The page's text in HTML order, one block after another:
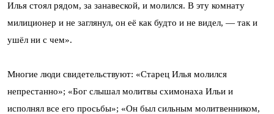
Илья стоял рядом, за занавеской, и молился. В эту комнату
милиционер и не заглянул, он её как будто и не видел, — так и
ушёл ни с чем».
Многие люди свидетельствуют: «Старец Илья молился
непрестанно»; «Бог слышал молитвы схимонаха Ильи и
исполнял все его просьбы»; «Он был сильным молитвенником,